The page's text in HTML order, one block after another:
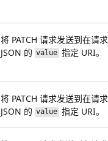
将 PATCH 请求发送到在请
JSON 的 value指定 URI。
将 PATCH 请求发送到在请
JSON 的 value指定 URI。